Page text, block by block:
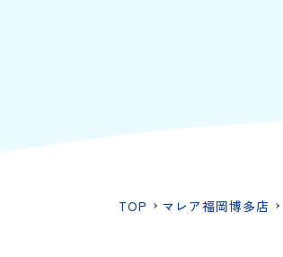
TOP マレア福岡博多店